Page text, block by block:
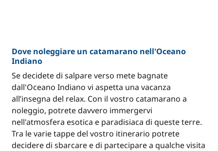
Dove noleggiare un catamarano nell'Oceano
Indiano
Se decidete di salpare verso mete bagnate
dall'Oceano Indiano vi aspetta una vacanza
all’insegna del relax. Con il vostro catamarano a
noleggio, potrete davvero immergervi
nell'atmosfera esotica e paradisiaca di queste terre.
Tra le varie tappe del vostro itinerario potrete
decidere di sbarcare e di partecipare a qualche visita